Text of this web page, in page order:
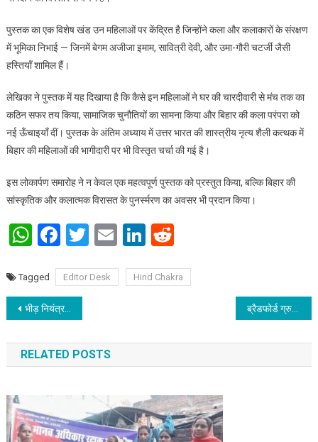
पुस्तक का एक विशेष खंड उन महिलाओं पर केंद्रित है जिन्होंने कला और कलाकारों के संरक्षण
में भूमिका निभाई — जिनमें बेगम अजीजा इमाम, सावित्री देवी, और उमा-गौरी चटर्जी जैसी
हस्तियाँ शामिल हैं।
लेखिका ने पुस्तक में यह दिखाया है कि कैसे इन महिलाओं ने घर की चारदीवारी से मंच तक का
कठिन सफर तय किया, सामाजिक चुनौतियों का सामना किया और बिहार की कला परंपरा को
नई ऊँचाइयाँ दीं। पुस्तक के अंतिम अध्याय में उत्तर भारत की शास्त्रीय नृत्य शैली कत्थक में
बिहार की महिलाओं की भागीदारी पर भी विस्तृत चर्चा की गई है।
इस लोकार्पण समारोह ने न केवल एक महत्वपूर्ण पुस्तक को प्रस्तुत किया, बल्कि बिहार की
सांस्कृतिक और कलात्मक विरासत के पुनर्स्मरण का अवसर भी प्रदान किया।
WhatsApp
Facebook
Twitter
EmailLinkedIn
Reddit
Tagged Editor Desk Hind Chakra
Post navigation
भीड़ नियंत्रण और शांति व्यवस्था में सिविल डिफेंस की रही अहम भूमिका ब्रैडफोर्ड ग्रुप ऑफ़ इंस्टीट्यूशन्स, पटना के विद्यार्थियों के द्वारा पीएम नरेंद्र मोदी से ‘विकसित भारत – 2047’ पर संवाद
RELATED POSTS